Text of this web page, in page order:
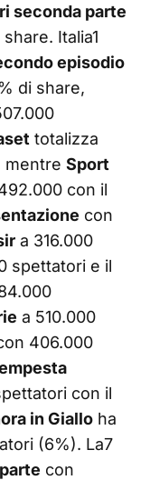
seconda parte
Italia1
episodio
di share,
totalizza
mentre Sport
con il
con
a 316.000
spettatori e il
a 510.000
406.000
con il
in Giallo ha
(6%). La7
con